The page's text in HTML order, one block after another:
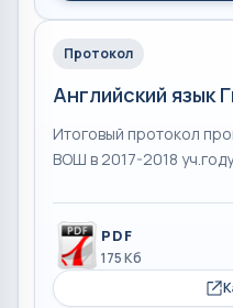
Протокол
Английский язык
Итоговый протокол
ВОШ в 2017-2018 уч.году
PDF
175 Кб